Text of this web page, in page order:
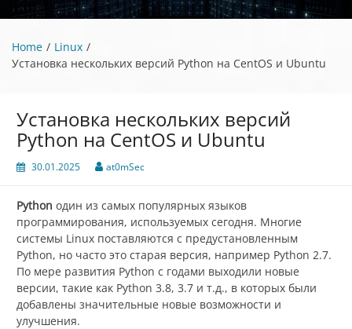
Home
Linux
Установка нескольких версий Python на CentOS и Ubuntu
Установка нескольких версий
Python на CentOS и Ubuntu
30.01.2025 at0mSec
Python один из самых популярных языков
программирования, используемых сегодня. Многие
системы Linux поставляются с предустановленным
Python, но часто это старая версия, например Python 2.7.
По мере развития Python с годами выходили новые
версии, такие как Python 3.8, 3.7 и т.д., в которых были
добавлены значительные новые возможности и
улучшения.